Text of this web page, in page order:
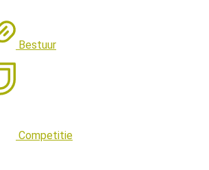
Bestuur
Competitie